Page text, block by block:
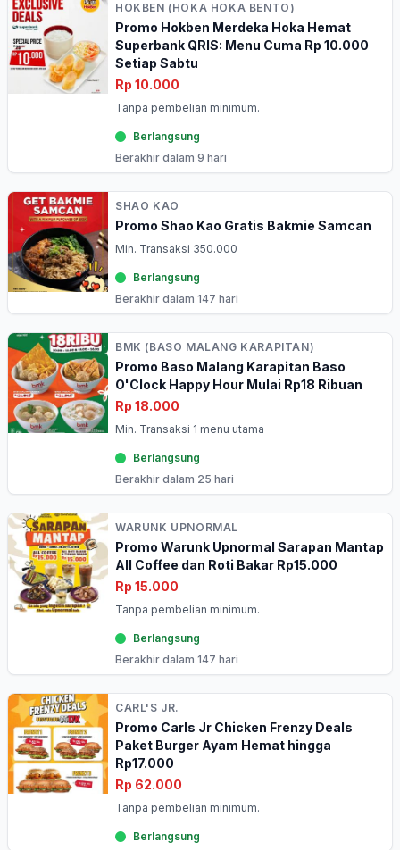
HOKBEN (HOKA HOKA BENTO)
Promo Hokben Merdeka Hoka Hemat
Superbank QRIS: Menu Cuma Rp 10.000
Setiap Sabtu
Rp 10.000
Tanpa pembelian minimum.
Berlangsung
Berakhir dalam 9 hari
SHAO KAO
Promo Shao Kao Gratis Bakmie Samcan
Min. Transaksi 350.000
Berlangsung
Berakhir dalam 147 hari
BMK (BASO MALANG KARAPITAN)
Promo Baso Malang Karapitan Baso
O'Clock Happy Hour Mulai Rp18 Ribuan
Rp 18.000
Min. Transaksi 1 menu utama
Berlangsung
Berakhir dalam 25 hari
WARUNK UPNORMAL
Promo Warunk Upnormal Sarapan Mantap
All Coffee dan Roti Bakar Rp15.000
Rp 15.000
Tanpa pembelian minimum.
Berlangsung
Berakhir dalam 147 hari
CARL'S JR.
Promo Carls Jr Chicken Frenzy Deals
Paket Burger Ayam Hemat hingga
Rp17.000
Rp 62.000
Tanpa pembelian minimum.
Berlangsung